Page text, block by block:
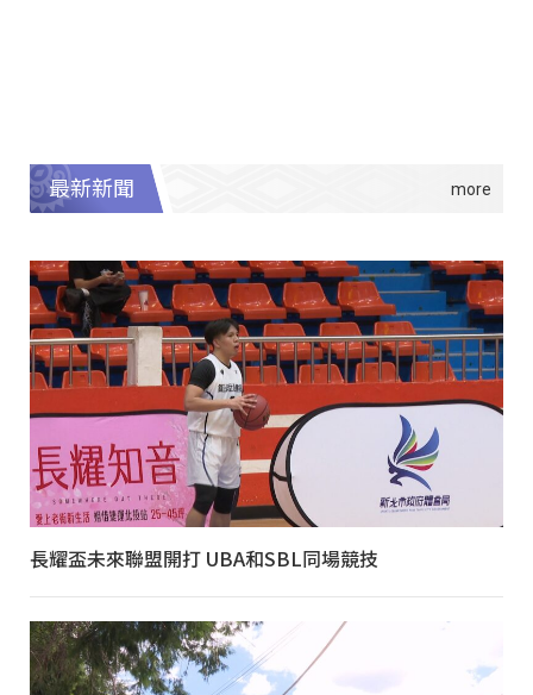
最新新聞
長耀盃未來聯盟開打 UBA和SBL同場競技